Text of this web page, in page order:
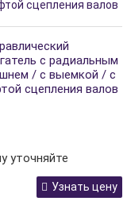
с радиальным
/ с выемкой / с
сцепления валов
уточняйте
Узнать цену